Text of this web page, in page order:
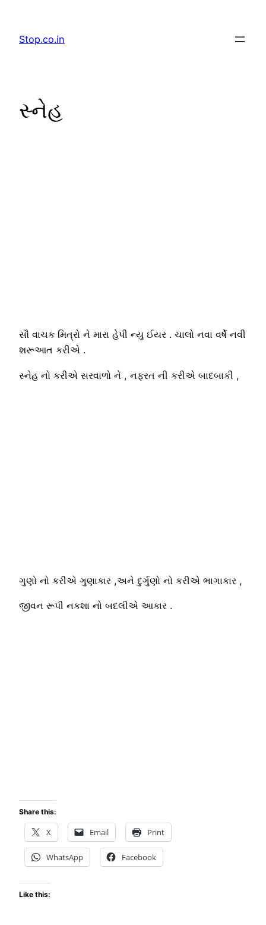
content
Stop.co.in
સ્નેહ
સૌ વાચક મિત્રો ને મારા હેપી ન્યુ ઈયર . ચાલો નવા વર્ષે નવી
શરૂઆત કરીએ .
સ્નેહ નો કરીએ સરવાળો ને , નફરત ની કરીએ બાદબાકી ,
ગુણો નો કરીએ ગુણાકાર ,અને દુર્ગુણો નો કરીએ ભાગાકાર ,
જીવન રૂપી નકશા નો બદલીએ આકાર .
Share this:
X Email Print
WhatsApp Facebook
Like this: